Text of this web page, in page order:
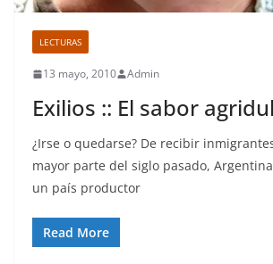
LECTURAS
13 mayo, 2010 Admin
Exilios :: El sabor
¿Irse o quedarse? De recibir
mayor parte del siglo pasado,
un país productor
Read More